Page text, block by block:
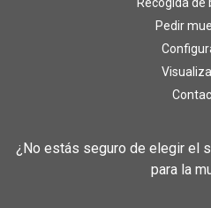
Pedir
¿No estás seguro de elegir el
para la